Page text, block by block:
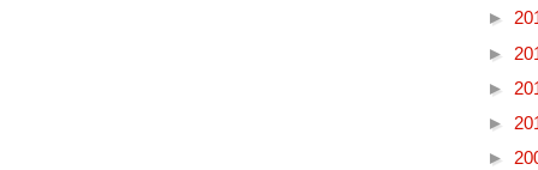
►
►
►
►
►